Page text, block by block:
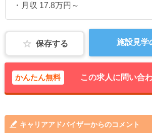
・月収 17.8万円～
保存する 施設見学
かんたん無料 この求人に問い合
キャリアアドバイザーからのコメント